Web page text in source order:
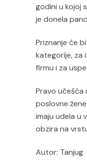
godini u kojoj
je donela
Priznanje će
kategorije, za
firmu i za
Pravo učešća
poslovne
imaju udela u
obzira na
Autor: Tanjug